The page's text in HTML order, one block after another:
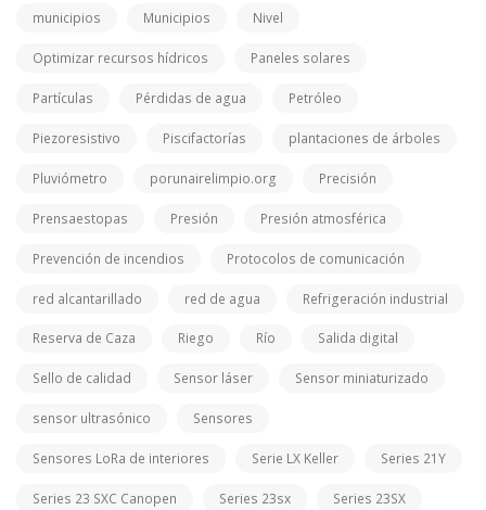
municipios Municipios Nivel
Optimizar recursos hídricos Paneles solares
Partículas Pérdidas de agua Petróleo
Piezoresistivo Piscifactorías plantaciones de árboles
Pluviómetro porunairelimpio.org Precisión
Prensaestopas Presión Presión atmosférica
Prevención de incendios Protocolos de comunicación
red alcantarillado red de agua Refrigeración industrial
Reserva de Caza Riego Río Salida digital
Sello de calidad Sensor láser Sensor miniaturizado
sensor ultrasónico Sensores
Sensores LoRa de interiores Serie LX Keller Series 21Y
Series 23 SXC Canopen Series 23sx Series 23SX